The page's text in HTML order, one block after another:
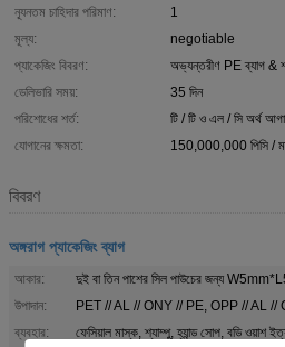
ন্যূনতম চাহিদার পরিমাণ:
1
মূল্য:
negotiable
প্যাকেজিং বিবরণ:
অভ্যন্তরীণ PE ব্যাগ &
ডেলিভারি সময়:
35 দিন
পরিশোধের শর্ত:
টি / টি ও এল / সি অর্থ
যোগানের ক্ষমতা:
150,000,000 পিসি /
বিবরণ
অঙ্গরাগ প্যাকেজিং ব্যাগ
আকার:
দুই বা তিন পাশের সিল পাউচের জন্য
উপাদান:
PET // AL // ONY // PE, OPP // AL //
ব্যবহার:
ফেসিয়াল মাস্ক, শ্যাম্পু, হ্যান্ড সোপ, বডি ওয়াশ